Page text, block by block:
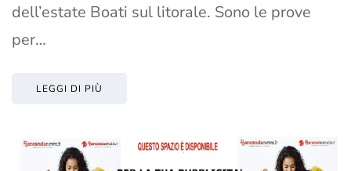
dell’estate Boati sul litorale. Sono le prove
per…
LEGGI DI PIÙ